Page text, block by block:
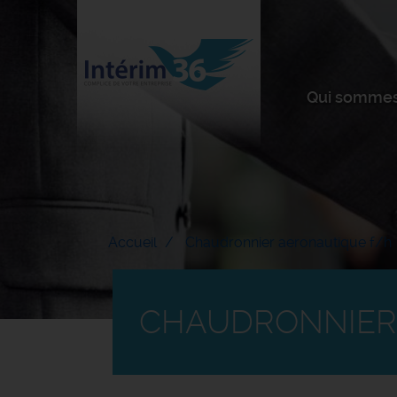
Qui
Accueil Chaudronnier aeronautique f/h